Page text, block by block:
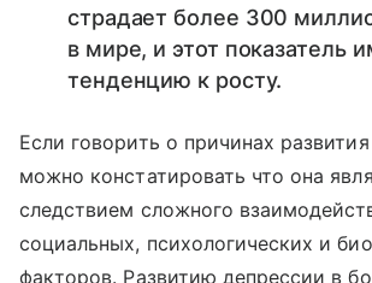
страдает более 300
в мире, и этот показатель
тенденцию к росту.
Если говорить о причинах
можно констатировать что она
следствием сложного
социальных, психологических и
факторов. Развитию депрессии в